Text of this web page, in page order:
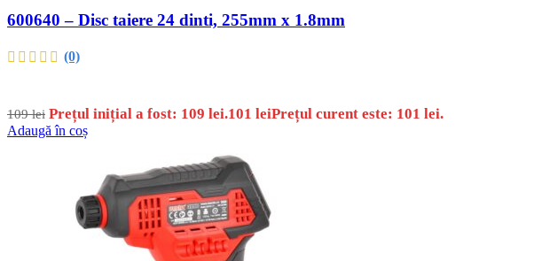
600640 – Disc taiere 24 dinti, 255mm x 1.8mm
(0)
109lei Prețul inițial a fost: 109 lei.101 leiPrețul curent este: 101 lei.
Adaugă în coș